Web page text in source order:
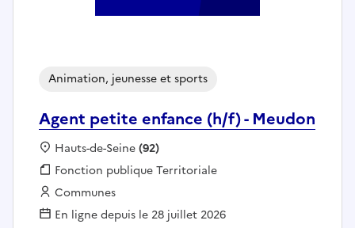
Agent petite enfance (h/f) - Meudon
Animation, jeunesse et sports
Localisation :
Hauts-de-Seine(92)
Fonction publique :
Fonction publique Territoriale
Employeur :
Communes
En ligne depuis le 28 juillet 2026